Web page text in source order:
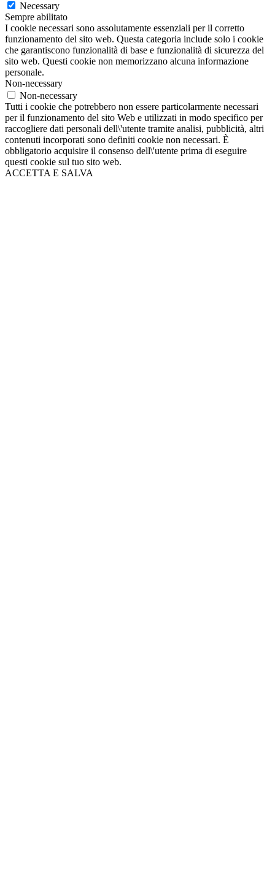
Necessary
Sempre abilitato
I cookie necessari sono assolutamente essenziali per il corretto
funzionamento del sito web. Questa categoria include solo i cookie
che garantiscono funzionalità di base e funzionalità di sicurezza del
sito web. Questi cookie non memorizzano alcuna informazione
personale.
Non-necessary
Non-necessary
Tutti i cookie che potrebbero non essere particolarmente necessari
per il funzionamento del sito Web e utilizzati in modo specifico per
raccogliere dati personali dell\'utente tramite analisi, pubblicità, altri
contenuti incorporati sono definiti cookie non necessari. È
obbligatorio acquisire il consenso dell\'utente prima di eseguire
questi cookie sul tuo sito web.
ACCETTA E SALVA